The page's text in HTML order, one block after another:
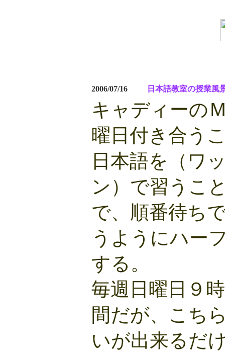
2006/07/16 日本語教室の授業風
キャディーの
曜日付き合う
日本語を（ワ
ン）で習うこ
で、順番待ち
うようにハー
する。
毎週日曜日９
間だが、こち
いが出来るだ